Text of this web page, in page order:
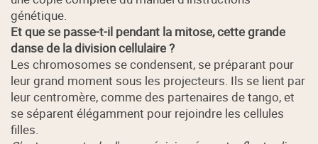
génétique.
Et que se passe-t-il pendant la mitose, cette grande
danse de la division cellulaire ?
Les chromosomes se condensent, se préparant pour
leur grand moment sous les projecteurs. Ils se lient par
leur centromère, comme des partenaires de tango, et
se séparent élégamment pour rejoindre les cellules
filles.